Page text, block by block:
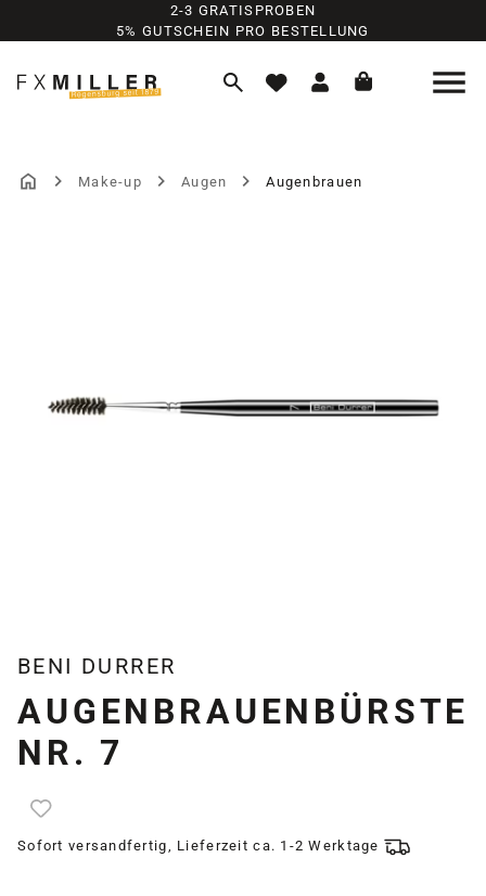
Zum Hauptinhalt springen
2-3 GRATISPROBEN
5% GUTSCHEIN PRO BESTELLUNG
Make-up Augen Augenbrauen
BENI DURRER
AUGENBRAUENBÜRSTE
NR. 7
Sofort versandfertig, Lieferzeit ca. 1-2 Werktage